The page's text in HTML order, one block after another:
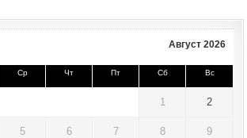
Август 2026
Ср Чт Пт Сб Вс
1 2
5 6 7 8 9